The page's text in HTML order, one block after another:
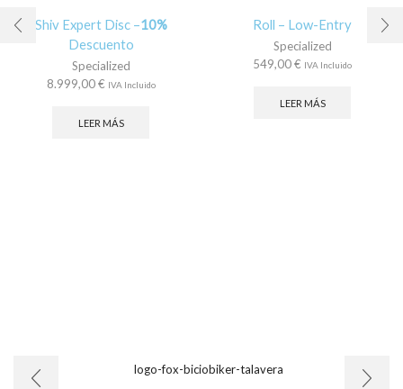
Shiv Expert Disc –10%
Descuento
Specialized
8.999,00€ IVA Incluido
LEER MÁS
Roll – Low-Entry
Specialized
549,00€ IVA Incluido
LEER MÁS